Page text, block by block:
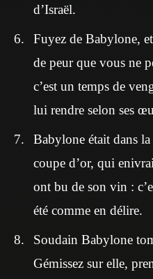
d’Israël.
Fuyez de Babylone,
de peur que vous ne
c’est un temps de
lui rendre selon ses
Babylone était dans
coupe d’or, qui
ont bu de son vin :
été comme en délire.
Soudain Babylone
Gémissez sur elle,